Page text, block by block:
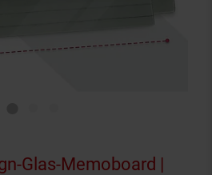
Glas-Memoboard |